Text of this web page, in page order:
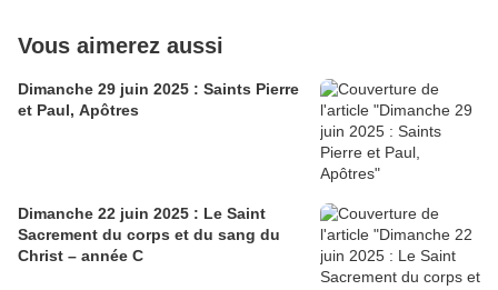
Vous aimerez aussi
Dimanche 29 juin 2025 : Saints Pierre
et Paul, Apôtres
Dimanche 22 juin 2025 : Le Saint
Sacrement du corps et du sang du
Christ – année C